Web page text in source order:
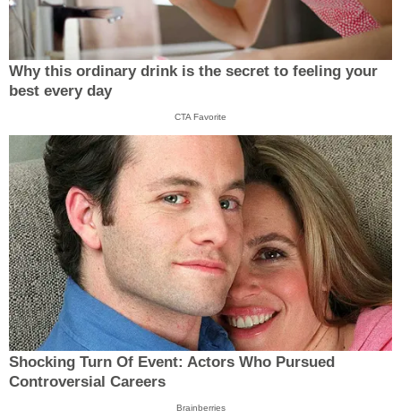
Why this ordinary drink is the secret to feeling your
best every day
CTA Favorite
Shocking Turn Of Event: Actors Who Pursued
Controversial Careers
Brainberries